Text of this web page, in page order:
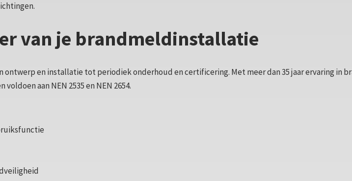
van je brandmeldinstallatie
en installatie tot periodiek onderhoud en certificering. Met meer dan 35 jaar ervaring in
aan NEN 2535 en NEN 2654.